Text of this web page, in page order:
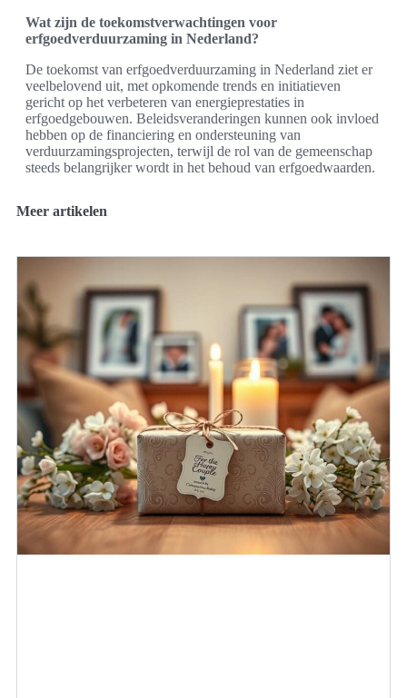
Wat zijn de toekomstverwachtingen voor
erfgoedverduurzaming in Nederland?
De toekomst van erfgoedverduurzaming in Nederland ziet er
veelbelovend uit, met opkomende trends en initiatieven
gericht op het verbeteren van energieprestaties in
erfgoedgebouwen. Beleidsveranderingen kunnen ook invloed
hebben op de financiering en ondersteuning van
verduurzamingsprojecten, terwijl de rol van de gemeenschap
steeds belangrijker wordt in het behoud van erfgoedwaarden.
Meer artikelen